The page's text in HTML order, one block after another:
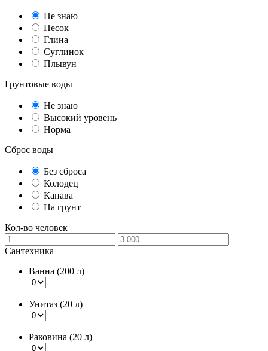
Не знаю
Песок
Глина
Суглинок
Плывун
Грунтовые воды
Не знаю
Высокий уровень
Норма
Сброс воды
Без сброса
Колодец
Канава
На грунт
Кол-во человек
Сантехника
Ванна (200 л)
Унитаз (20 л)
Раковина (20 л)